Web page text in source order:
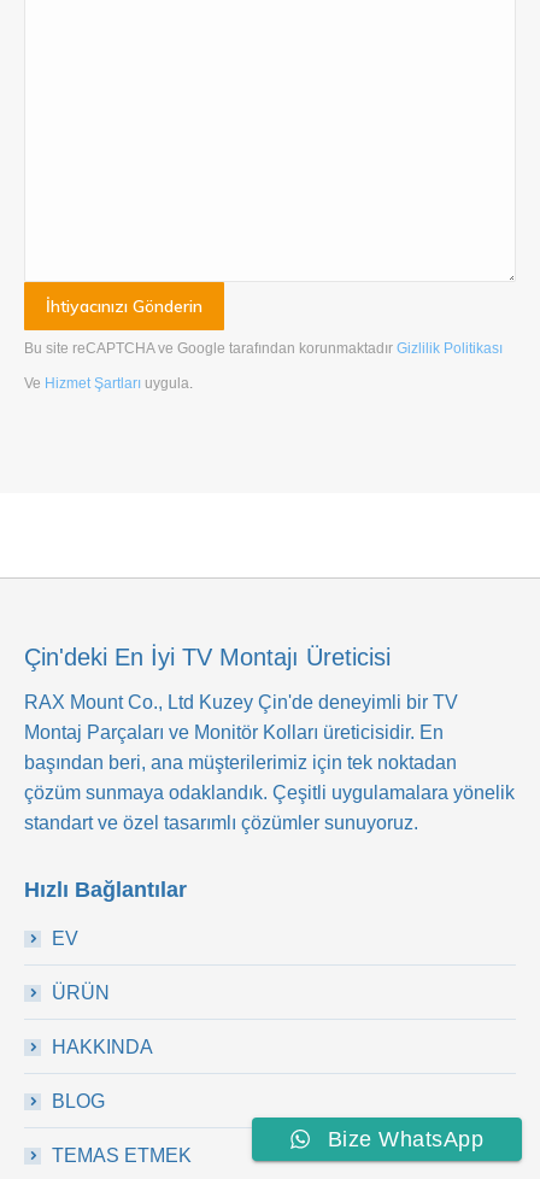
Bu site reCAPTCHA ve Google tarafından korunmaktadır Gizlilik Politikası
Ve Hizmet Şartları uygula.
Çin'deki En İyi TV Montajı Üreticisi
RAX Mount Co., Ltd Kuzey Çin'de deneyimli bir TV
Montaj Parçaları ve Monitör Kolları üreticisidir. En
başından beri, ana müşterilerimiz için tek noktadan
çözüm sunmaya odaklandık. Çeşitli uygulamalara yönelik
standart ve özel tasarımlı çözümler sunuyoruz.
Hızlı Bağlantılar
EV
ÜRÜN
HAKKINDA
BLOG
TEMAS ETMEK
Bize WhatsApp